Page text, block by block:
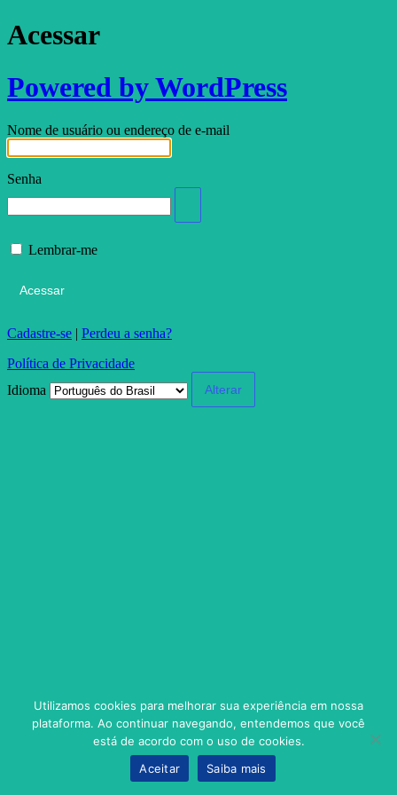
Acessar
Powered by WordPress
Nome de usuário ou endereço de e-mail
Senha
Lembrar-me
Cadastre-se | Perdeu a senha?
Política de Privacidade
Idioma
Utilizamos cookies para melhorar sua experiência em nossa
plataforma. Ao continuar navegando, entendemos que você
está de acordo com o uso de cookies.
Aceitar
Saiba mais